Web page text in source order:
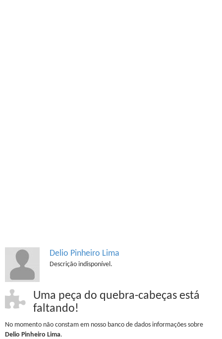
Delio Pinheiro Lima
Descrição indisponível.
Uma peça do quebra-cabeças está
faltando!
No momento não constam em nosso banco de dados informações sobre
Delio Pinheiro Lima.